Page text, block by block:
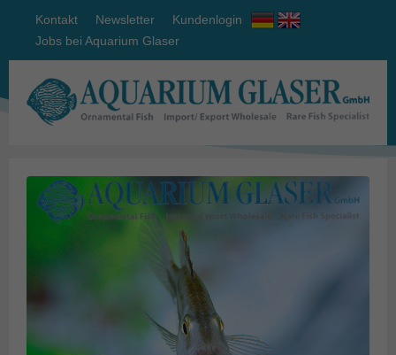
Kontakt Newsletter
Kundenlogin
Jobs bei Aquarium Glaser